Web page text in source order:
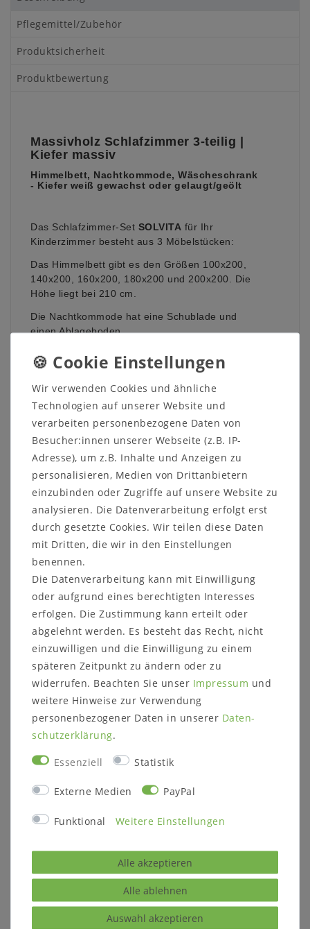
Pflegemittel/Zubehör
Produktsicherheit
Produktbewertung
Massivholz Schlafzimmer 3-teilig |
Kiefer massiv
Himmelbett, Nachtkommode, Wäscheschrank
- Kiefer weiß gewachst oder gelaugt/geölt
Das Schlafzimmer-Set SOLVITA für Ihr
Kinderzimmer besteht aus 3 Möbelstücken:
Das Himmelbett gibt es den Größen 100x200,
140x200, 160x200, 180x200 und 200x200. Die
Höhe liegt bei 210 cm.
Die Nachtkommode hat eine Schublade und
einen Ablageboden.
Der Wäscheschrank hat zwei Holztüren mit
zwei breiten Einlegeböden sowie zwei breite
Schubladen.
SOLVITAMöbel für Wohnzimmer, Esszimmer,
Schlafzimmer, Flur und Kinderzimmer werden
aus massiver Kiefer hergestellt, wahlweise
gelaugt und geölt oder weiß gewachst
.
Informationen zum Möbelstück:
1 x Himmelbett: wahlweise
100x200 cm: Außenmaße 109x209 cm
160x200 cm: Außenmaße 169x209 cm
180x200 cm: Außenmaße 189x209 cm
200x200 cm: Außenmaße 209x209 cm
Gesamthöhe: 210 cm
Seitenhöhe: 40 cm
Höhe unter dem Bett: 17,5 cm
Einlegetiefe: 11,3 cm
Holzstärke: 22 mm
inkl. Vorhang aus weißen Tüllstoff
Maße: B 58 x H 51 x T 40 cm
1 Ablageboden
1 x Wäscheschrank:
Maße: ca. B 101 x H 150 x T 40 cm
2 Schubladen
Wir verwenden Cookies und ähnliche
Technologien auf unserer Website und
verarbeiten personenbezogene Daten von
Besucher:innen unserer Webseite (z.B. IP-
Adresse), um z.B. Inhalte und Anzeigen zu
personalisieren, Medien von Drittanbietern
einzubinden oder Zugriffe auf unsere Website zu
analysieren. Die Datenverarbeitung erfolgt erst
durch gesetzte Cookies. Wir teilen diese Daten
mit Dritten, die wir in den Einstellungen
benennen.
Die Datenverarbeitung kann mit Einwilligung
oder aufgrund eines berechtigten Interesses
erfolgen. Die Zustimmung kann erteilt oder
abgelehnt werden. Es besteht das Recht, nicht
einzuwilligen und die Einwilligung zu einem
späteren Zeitpunkt zu ändern oder zu
widerrufen. Beachten Sie unser Impressum und
weitere Hinweise zur Verwendung
personenbezogener Daten in unserer Daten­
schutz­erklärung.
Essenziell Statistik
Externe Medien PayPal
Funktional Weitere Einstellungen
Alle akzeptieren
Alle ablehnen
Auswahl akzeptieren